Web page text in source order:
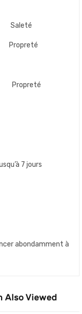
Propreté
7 jours
abondamment à
Also Viewed